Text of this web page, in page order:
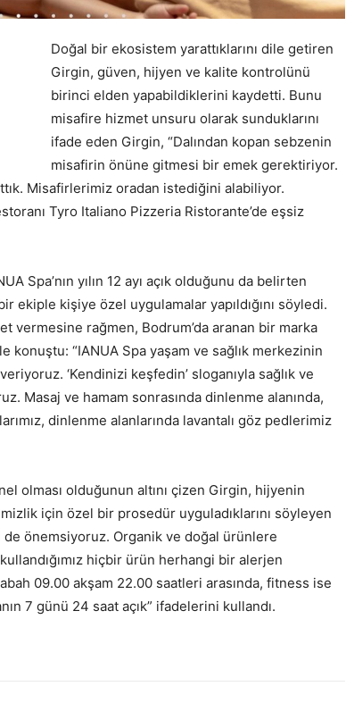
Doğal bir ekosistem yarattıklarını dile getiren
Girgin, güven, hijyen ve kalite kontrolünü
birinci elden yapabildiklerini kaydetti. Bunu
misafire hizmet unsuru olarak sunduklarını
ifade eden Girgin, “Dalından kopan sebzenin
misafirin önüne gitmesi bir emek gerektiriyor.
Misafirlerimiz oradan istediğini alabiliyor.
Tyro Italiano Pizzeria Ristorante’de eşsiz
Spa’nın yılın 12 ayı açık olduğunu da belirten
kişiye özel uygulamalar yapıldığını söyledi.
vermesine rağmen, Bodrum’da aranan bir marka
“IANUA Spa yaşam ve sağlık merkezinin
‘Kendinizi keşfedin’ sloganıyla sağlık ve
Masaj ve hamam sonrasında dinlenme alanında,
dinlenme alanlarında lavantalı göz pedlerimiz
olması olduğunun altını çizen Girgin, hijyenin
için özel bir prosedür uyguladıklarını söyleyen
önemsiyoruz. Organik ve doğal ürünlere
hiçbir ürün herhangi bir alerjen
09.00 akşam 22.00 saatleri arasında, fitness ise
7 günü 24 saat açık” ifadelerini kullandı.